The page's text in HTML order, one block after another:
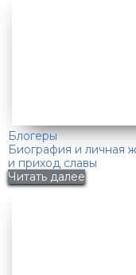
Блогеры
Биография и личная
и приход славы
Читать далее